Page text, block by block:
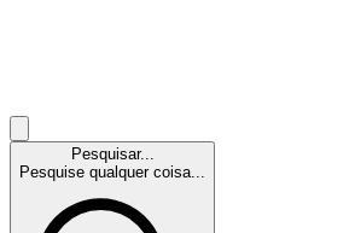
Pesquisar...
Pesquise qualquer coisa...